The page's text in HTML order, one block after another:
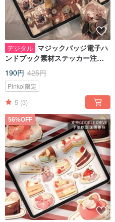
デジタル マジックバッジ電子ハ
ンドブック素材ステッカー注目
度/goodnotes IPADノートハン
ドブック
190円 425円
Pinkoi限定
5 (3)
56%OFF